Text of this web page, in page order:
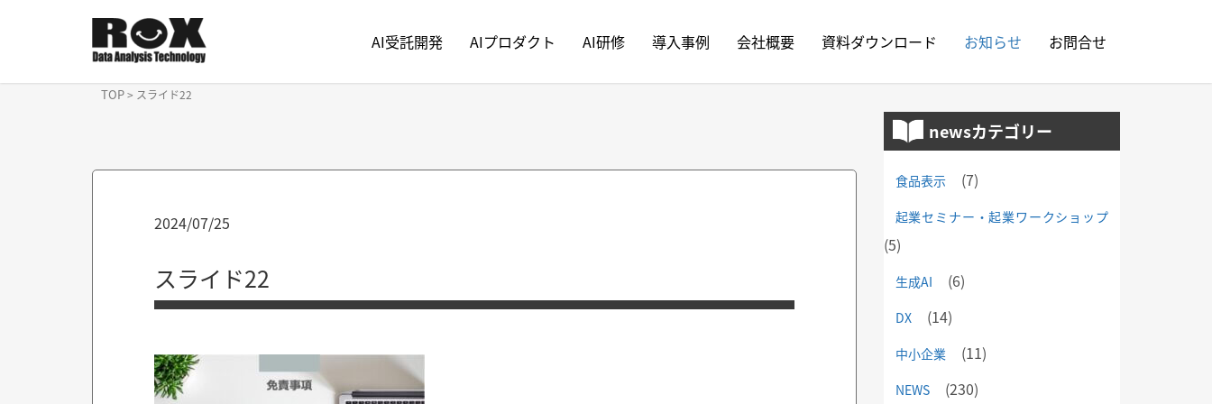
AI受託開発 AIプロダクト AI研修 導入事例 会社概要 資料ダウンロード お知らせ お問合せ
TOP> スライド22
2024/07/25
スライド22
newsカテゴリー
食品表示 (7)
起業セミナー・起業ワークショップ
(5)
生成AI (6)
DX (14)
中小企業 (11)
NEWS (230)